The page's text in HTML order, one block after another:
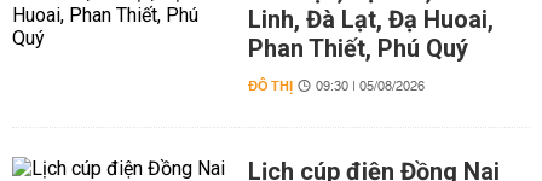
Linh, Đà Lạt, Đạ Huoai,
Phan Thiết, Phú Quý
ĐÔ THỊ 09:30 | 05/08/2026
Lịch cúp điện Đồng Nai